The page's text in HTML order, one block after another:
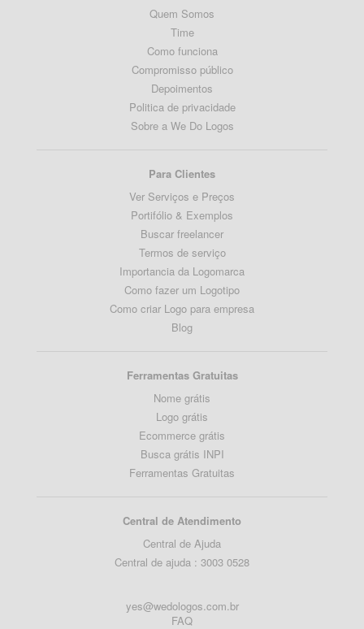
Quem Somos
Time
Como funciona
Compromisso público
Depoimentos
Politica de privacidade
Sobre a We Do Logos
Para Clientes
Ver Serviços e Preços
Portifólio & Exemplos
Buscar freelancer
Termos de serviço
Importancia da Logomarca
Como fazer um Logotipo
Como criar Logo para empresa
Blog
Ferramentas Gratuitas
Nome grátis
Logo grátis
Ecommerce grátis
Busca grátis INPI
Ferramentas Gratuitas
Central de Atendimento
Central de Ajuda
Central de ajuda : 3003 0528
yes@wedologos.com.br
FAQ